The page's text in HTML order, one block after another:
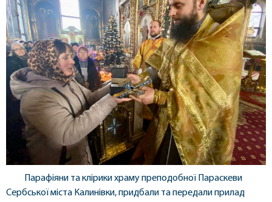
Парафіяни та клірики храму преподобної Параскеви
Сербської міста Калинівки, придбали та передали прилад